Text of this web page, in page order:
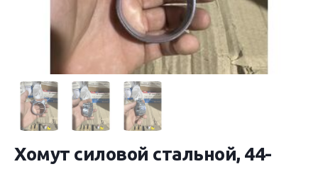
Хомут силовой стальной, 44-